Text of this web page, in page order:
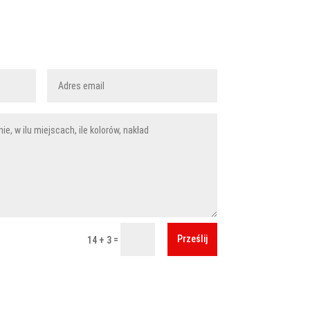
14 + 3= Prześlij